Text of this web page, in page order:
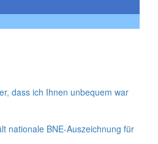
dass ich Ihnen unbequem war
nationale BNE-Auszeichnung für